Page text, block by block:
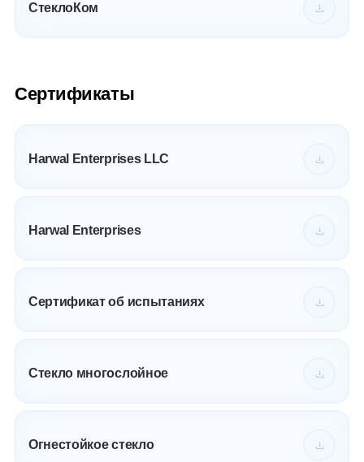
CтеклоКом
Сертификаты
Harwal Enterprises LLC
Harwal Enterprises
Сертификат об испытаниях
Стекло многослойное
Огнестойкое стекло